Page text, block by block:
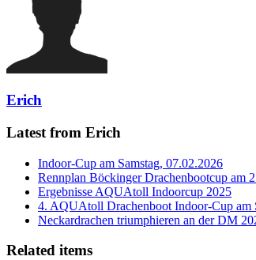
Erich
Latest from Erich
Indoor-Cup am Samstag, 07.02.2026
Rennplan Böckinger Drachenbootcup am
Ergebnisse AQUAtoll Indoorcup 2025
4. AQUAtoll Drachenboot Indoor-Cup am
Neckardrachen triumphieren an der DM
Related items